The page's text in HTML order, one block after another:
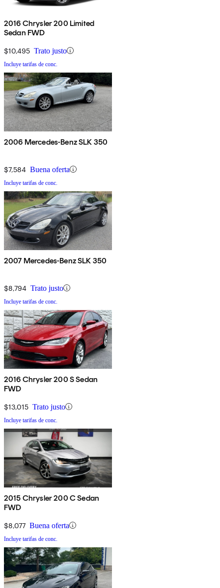
2016 Chrysler 200 Limited
Sedan FWD
$10,495 Trato justo
Incluye tarifas de conc.
2006 Mercedes-Benz SLK 350
$7,584 Buena oferta
Incluye tarifas de conc.
2007 Mercedes-Benz SLK 350
$8,794 Trato justo
Incluye tarifas de conc.
2016 Chrysler 200 S Sedan
FWD
$13,015 Trato justo
Incluye tarifas de conc.
2015 Chrysler 200 C Sedan
FWD
$8,077 Buena oferta
Incluye tarifas de conc.